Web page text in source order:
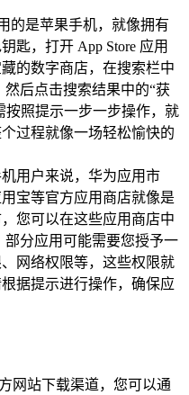
的是苹果手机，就像拥有
匙，打开 App Store 应用
的数字商店，在搜索栏中
后点击搜索结果中的“获
按照提示一步一步操作，就
过程就像一场轻松愉快的
用户来说，华为应用市
宝等官方应用商店就像是
您可以在这些应用商店中
分应用可能需要您授予一
网络权限等，这些权限就
据提示进行操作，确保应
网站下载渠道，您可以通